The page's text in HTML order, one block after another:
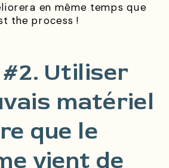
en même temps que
the process !
Utiliser
matériel
que le
vient de